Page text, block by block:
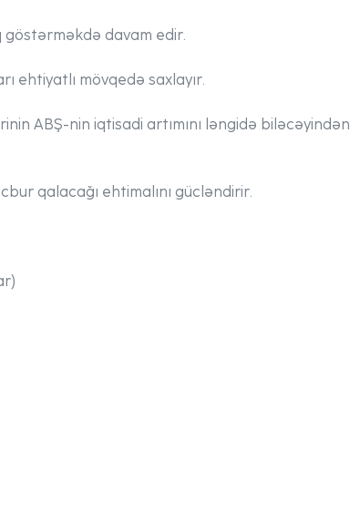
göstərməkdə davam edir.
ehtiyatlı mövqedə saxlayır.
ABŞ-nin iqtisadi artımını ləngidə biləcəyindən
qalacağı ehtimalını gücləndirir.